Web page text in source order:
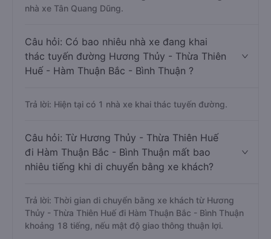
nhà xe Tân Quang Dũng.
Câu hỏi: Có bao nhiêu nhà xe đang khai
thác tuyến đường Hương Thủy - Thừa Thiên
Huế - Hàm Thuận Bắc - Bình Thuận ?
Trả lời: Hiện tại có 1 nhà xe khai thác tuyến đường.
Câu hỏi: Từ Hương Thủy - Thừa Thiên Huế
đi Hàm Thuận Bắc - Bình Thuận mất bao
nhiêu tiếng khi di chuyển bằng xe khách?
Trả lời: Thời gian di chuyển bằng xe khách từ Hương
Thủy - Thừa Thiên Huế đi Hàm Thuận Bắc - Bình Thuận
khoảng 18 tiếng, nếu mật độ giao thông thuận lợi.